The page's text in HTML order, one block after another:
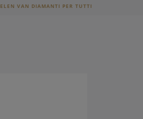
VAN DIAMANTI PER TUTTI